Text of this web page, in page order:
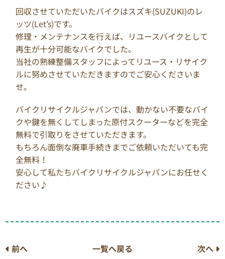
回収させていただいたバイクはスズキ(SUZUKI)のレ
ッツ(Let’s)です。
修理・メンテナンスを行えば、リユースバイクとして
再生が十分可能なバイクでした。
当社の熟練整備スタッフによってリユース・リサイク
ルに努めさせていただきますのでご安心くださいま
せ。
バイクリサイクルジャパンでは、動かない不要なバイ
クや鍵を無くしてしまった原付スクーターなどを完全
無料で引取りをさせていただきます。
もちろん面倒な廃車手続きまでご依頼いただいても完
全無料！
安心して私たちバイクリサイクルジャパンにお任せく
ださい♪
前へ 一覧へ戻る 次へ